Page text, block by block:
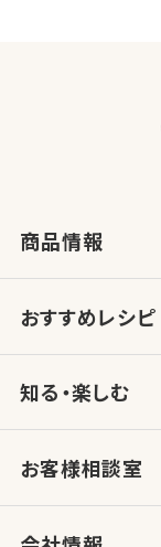
商品情報
おすすめレシピ
知る・楽しむ
お客様相談室